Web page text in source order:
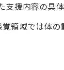
援内容の具
領域では体